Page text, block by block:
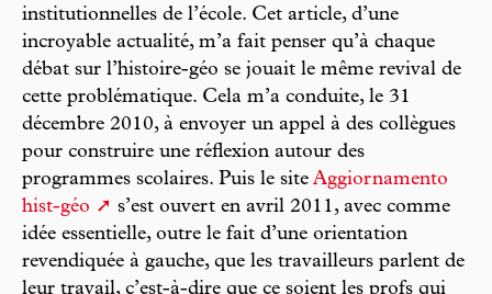
institutionnelles de l’école. Cet article, d’une
incroyable actualité, m’a fait penser qu’à chaque
débat sur l’histoire-géo se jouait le même revival de
cette problématique. Cela m’a conduite, le 31
décembre 2010, à envoyer un appel à des collègues
pour construire une réflexion autour des
programmes scolaires. Puis le site Aggiornamento
hist-géo
s’est ouvert en avril 2011, avec comme
idée essentielle, outre le fait d’une orientation
revendiquée à gauche, que les travailleurs parlent de
leur travail, c’est-à-dire que ce soient les profs qui